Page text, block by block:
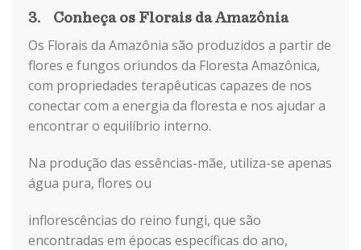
3. Conheça os Florais da Amazônia
Os Florais da Amazônia são produzidos a partir de
flores e fungos oriundos da Floresta Amazônica,
com propriedades terapêuticas capazes de nos
conectar com a energia da floresta e nos ajudar a
encontrar o equilíbrio interno.
Na produção das essências-mãe, utiliza-se apenas
água pura, flores ou
inflorescências do reino fungi, que são
encontradas em épocas específicas do ano,